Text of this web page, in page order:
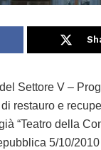
Settore V –
restauro e
“Teatro della
5/10/